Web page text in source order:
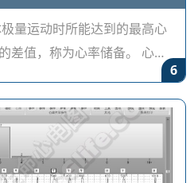
，称为心率储备。 心脏
6